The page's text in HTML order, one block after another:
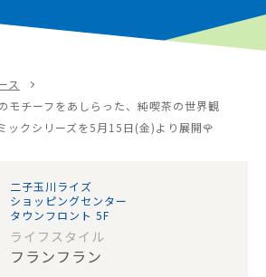
ス
モチーフをあしらった、純喫茶の世界観
ックシリーズを5月15日(金)より展開🌹
二子玉川ライズ
ショッピングセンター
タウンフロント 5F
ライフスタイル
フランフラン